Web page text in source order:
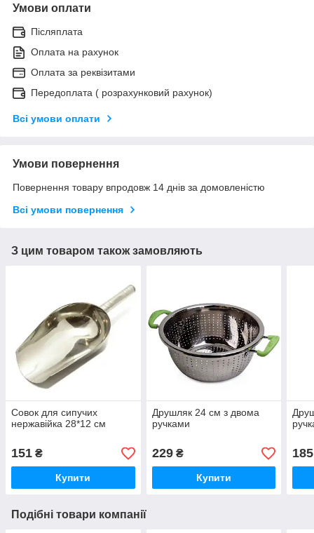
Умови оплати
Післяплата
Оплата на рахунок
Оплата за реквізитами
Передоплата ( розрахунковий рахунок)
Всі умови оплати
Умови повернення
Повернення товару впродовж 14 днів за домовленістю
Всі умови повернення
З цим товаром також замовляють
Совок для сипучих
нержавійка 28*12 см
151 ₴
Купити
Друшляк 24 см з двома
ручками
229₴
Купити
185
Подібні товари компанії